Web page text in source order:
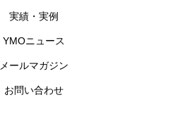
実績・実例
YMOニュース
メールマガジン
お問い合わせ